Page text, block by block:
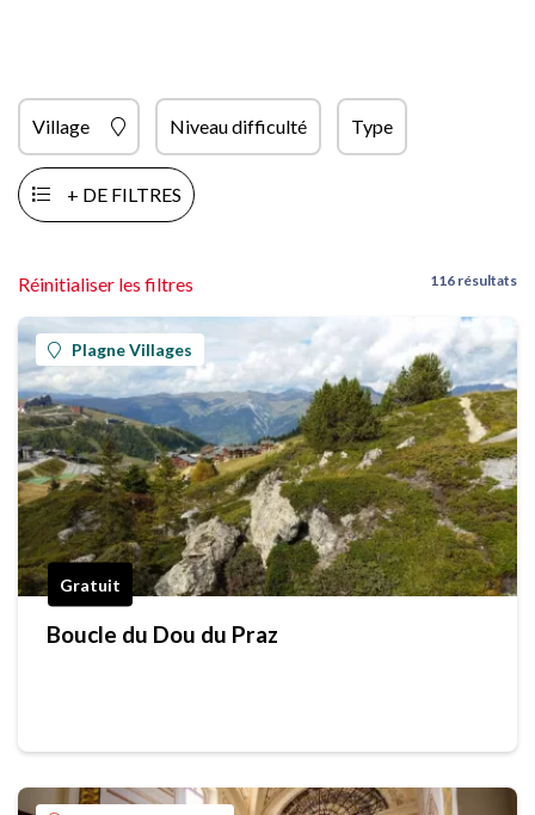
Village Niveau difficulté Type
+ DE FILTRES
Réinitialiser les filtres 116 résultats
Plagne Villages
Gratuit
Boucle du Dou du Praz